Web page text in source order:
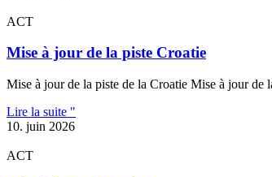
ACT
Mise à jour de la piste Croatie
Mise à jour de la piste de la Croatie Mise à jour de
Lire la suite "
10. juin 2026
ACT